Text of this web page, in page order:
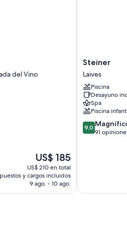
del Vino
El
precio
actual
es
de
US$ 185
US$ 210 en total
y cargos incluidos
9 ago. - 10 ago.
Steiner
Laives
Steiner
Laives
Piscina
Desayuno
Spa
Piscina
9.0
de
9,0
91